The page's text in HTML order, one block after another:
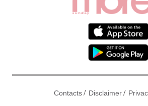
Contacts/ Disclaimer/